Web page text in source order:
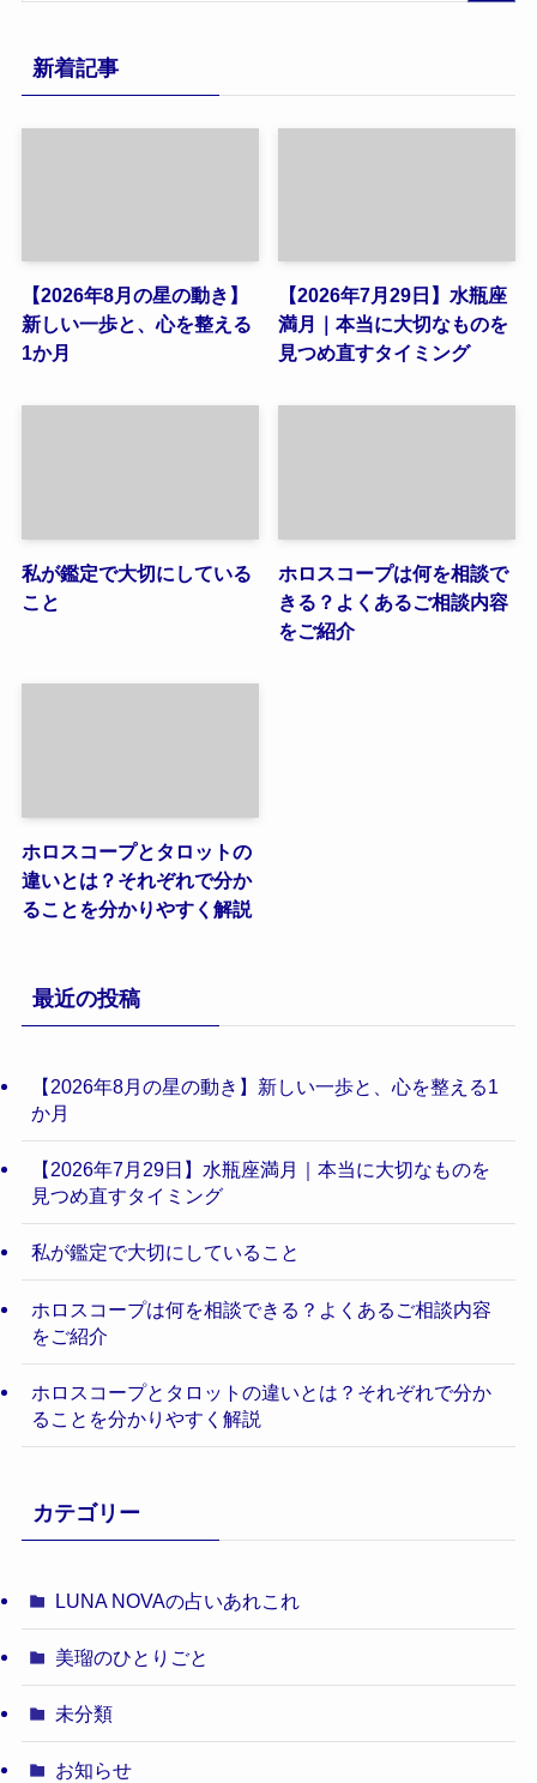
新着記事
【2026年8月の星の動き】
新しい一歩と、心を整える
1か月
【2026年7月29日】水瓶座
満月｜本当に大切なものを
見つめ直すタイミング
私が鑑定で大切にしている
こと
ホロスコープは何を相談で
きる？よくあるご相談内容
をご紹介
ホロスコープとタロットの
違いとは？それぞれで分か
ることを分かりやすく解説
最近の投稿
【2026年8月の星の動き】新しい一歩と、心を整える1
か月
【2026年7月29日】水瓶座満月｜本当に大切なものを
見つめ直すタイミング
私が鑑定で大切にしていること
ホロスコープは何を相談できる？よくあるご相談内容
をご紹介
ホロスコープとタロットの違いとは？それぞれで分か
ることを分かりやすく解説
カテゴリー
LUNA NOVAの占いあれこれ
美瑠のひとりごと
未分類
お知らせ